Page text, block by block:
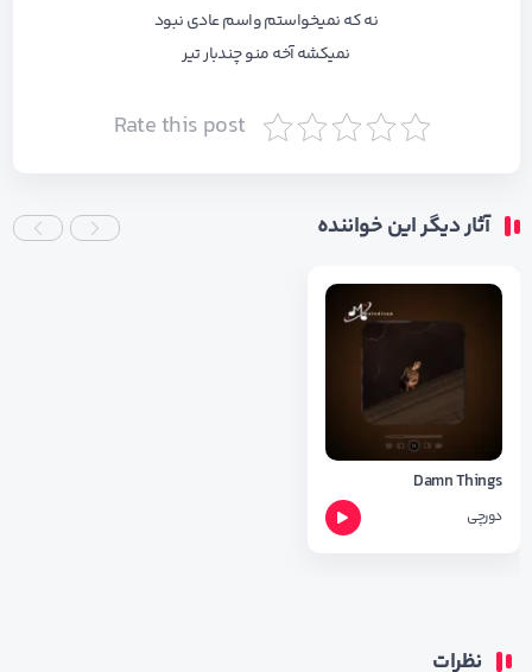
نه که نمیخواستم واسم عادی نبود
نمیکشه آخه منو چندبار تیر
Rate this post
آثار دیگر این خواننده
Damn Things
دورچی
نظرات